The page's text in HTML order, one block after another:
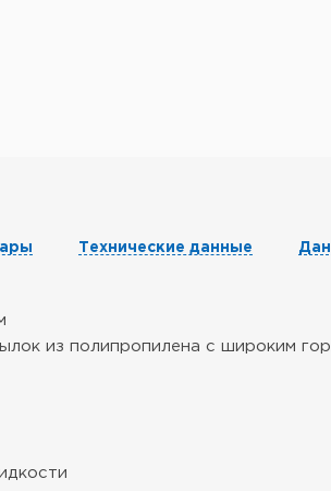
Технические данные
из полипропилена с широким